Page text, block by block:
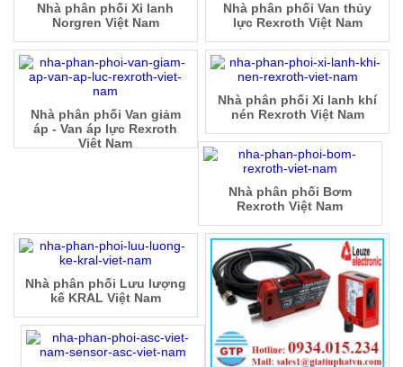
Nhà phân phối Xi lanh
Norgren Việt Nam
Nhà phân phối Van thủy
lực Rexroth Việt Nam
Nhà phân phối Van giảm
áp - Van áp lực Rexroth
Việt Nam
Nhà phân phối Xi lanh khí
nén Rexroth Việt Nam
Nhà phân phối Bơm
Rexroth Việt Nam
Nhà phân phối Lưu lượng
kế KRAL Việt Nam